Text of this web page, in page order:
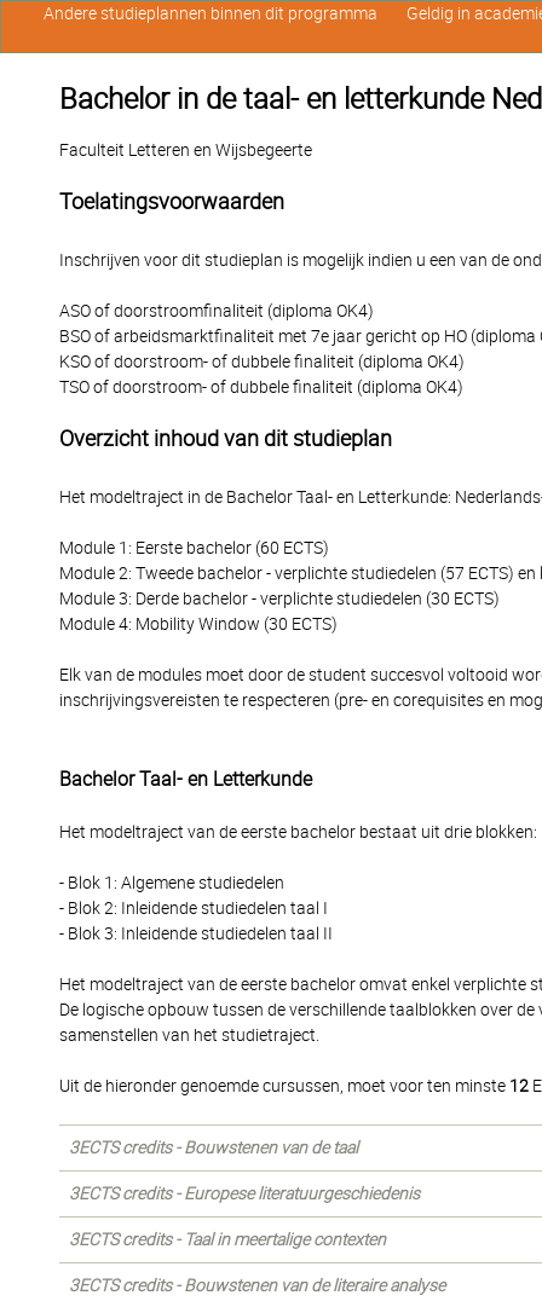
Bachelor in de taal- en letterkunde
Faculteit Letteren en Wijsbegeerte
Toelatingsvoorwaarden
Inschrijven voor dit studieplan is mogelijk indien u een van de
ASO of doorstroomfinaliteit (diploma OK4)
BSO of arbeidsmarktfinaliteit met 7e jaar gericht op HO (diploma
KSO of doorstroom- of dubbele finaliteit (diploma OK4)
TSO of doorstroom- of dubbele finaliteit (diploma OK4)
Overzicht inhoud van dit studieplan
Het modeltraject in de Bachelor Taal- en Letterkunde:
Module 1: Eerste bachelor (60 ECTS)
Module 2: Tweede bachelor - verplichte studiedelen (57 ECTS) en
Module 3: Derde bachelor - verplichte studiedelen (30 ECTS)
Module 4: Mobility Window (30 ECTS)
Elk van de modules moet door de student succesvol voltooid
inschrijvingsvereisten te respecteren (pre- en corequisites en
Bachelor Taal- en Letterkunde
Het modeltraject van de eerste bachelor bestaat uit drie blokken:
- Blok 1: Algemene studiedelen
- Blok 2: Inleidende studiedelen taal I
- Blok 3: Inleidende studiedelen taal II
Het modeltraject van de eerste bachelor omvat enkel verplichte
De logische opbouw tussen de verschillende taalblokken over
samenstellen van het studietraject.
Uit de hieronder genoemde cursussen, moet voor ten minste 12
3ECTS credits - Bouwstenen van de taal
3ECTS credits - Europese literatuurgeschiedenis
3ECTS credits - Taal in meertalige contexten
3ECTS credits - Bouwstenen van de literaire analyse
Andere studieplannen binnen dit programma Geldig in